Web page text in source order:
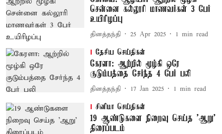
சென்னை கல்லூரி மாணவர்கள் 3 பேர்
உயிரிழப்பு
தினத்தந்தி 25 Apr 2025 1 min read
தேசிய செய்திகள்
கேரளா: ஆற்றில் மூழ்கி ஒரே
குடும்பத்தை சேர்ந்த 4 பேர் பலி
தினத்தந்தி 17 Jan 2025 1 min read
சினிமா செய்திகள்
19 ஆண்டுகளை நிறைவு செய்த 'ஆறு'
திரைப்படம்